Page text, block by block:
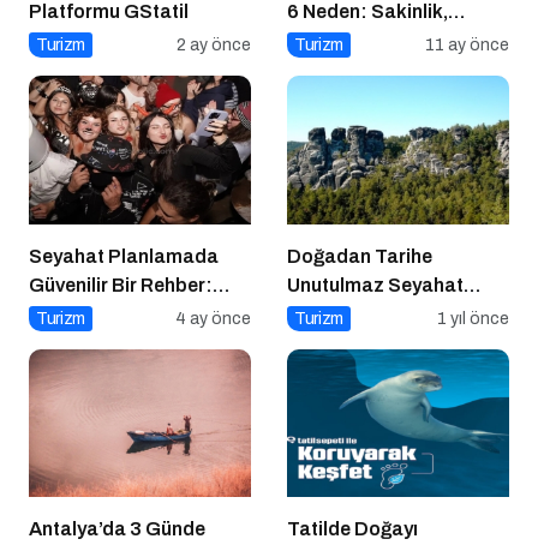
Platformu GStatil
Turizm 2 ay önce
6 Neden: Sakinlik,
Ekonomi ve Keyif Bir
Turizm 11 ay önce
Seyahat Planlamada
Güvenilir Bir Rehber:
Tripcoholic
Turizm 4 ay önce
Doğadan Tarihe
Unutulmaz Seyahat
Önerileri
Turizm 1 yıl önce
Antalya’da 3 Günde
Tatilde Doğayı